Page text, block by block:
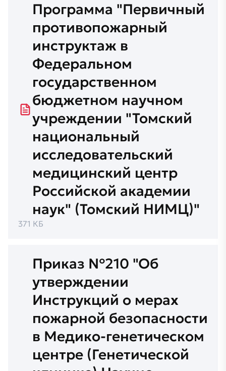
Программа "Первичный
противопожарный
инструктаж в
Федеральном
государственном
бюджетном научном
учреждении "Томский
национальный
исследовательский
медицинский центр
Российской академии
наук" (Томский НИМЦ)"
371 КБ
Приказ №210 "Об
утверждении
Инструкций о мерах
пожарной безопасности
в Медико-генетическом
центре (Генетической